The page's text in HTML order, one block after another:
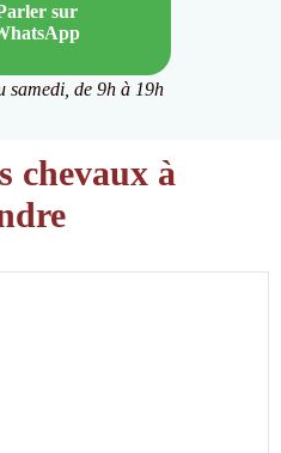
sur
samedi, de 9h à 19h
chevaux à